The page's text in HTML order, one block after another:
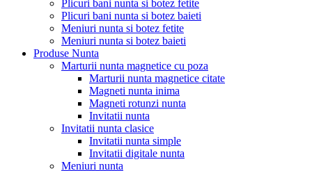
Plicuri bani nunta si botez fetite
Plicuri bani nunta si botez baieti
Meniuri nunta si botez fetite
Meniuri nunta si botez baieti
Produse Nunta
Marturii nunta magnetice cu poza
Marturii nunta magnetice citate
Magneti nunta inima
Magneti rotunzi nunta
Invitatii nunta
Invitatii nunta clasice
Invitatii nunta simple
Invitatii digitale nunta
Meniuri nunta